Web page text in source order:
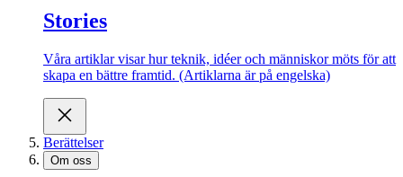
Stories
Våra artiklar visar hur teknik, idéer och människor möts för att
skapa en bättre framtid. (Artiklarna är på engelska)
Berättelser
Om oss